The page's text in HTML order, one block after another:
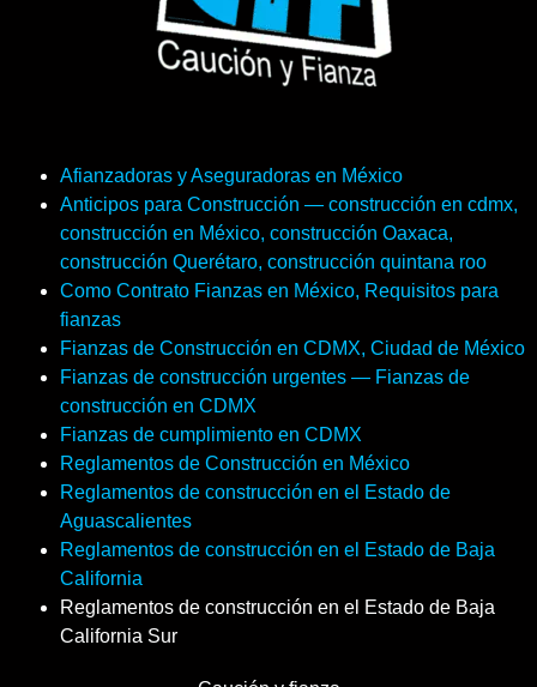
Afianzadoras y Aseguradoras en México
Anticipos para Construcción — construcción en cdmx,
construcción en México, construcción Oaxaca,
construcción Querétaro, construcción quintana roo
Como Contrato Fianzas en México, Requisitos para
fianzas
Fianzas de Construcción en CDMX, Ciudad de México
Fianzas de construcción urgentes — Fianzas de
construcción en CDMX
Fianzas de cumplimiento en CDMX
Reglamentos de Construcción en México
Reglamentos de construcción en el Estado de
Aguascalientes
Reglamentos de construcción en el Estado de Baja
California
Reglamentos de construcción en el Estado de Baja
California Sur